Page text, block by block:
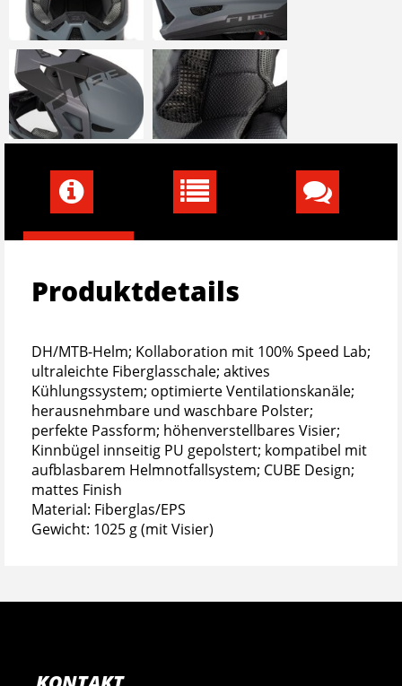
Produktdetails
DH/MTB-Helm; Kollaboration mit 100% Speed Lab;
ultraleichte Fiberglasschale; aktives
Kühlungssystem; optimierte Ventilationskanäle;
herausnehmbare und waschbare Polster;
perfekte Passform; höhenverstellbares Visier;
Kinnbügel innseitig PU gepolstert; kompatibel mit
aufblasbarem Helmnotfallsystem; CUBE Design;
mattes Finish
Material: Fiberglas/EPS
Gewicht: 1025 g (mit Visier)